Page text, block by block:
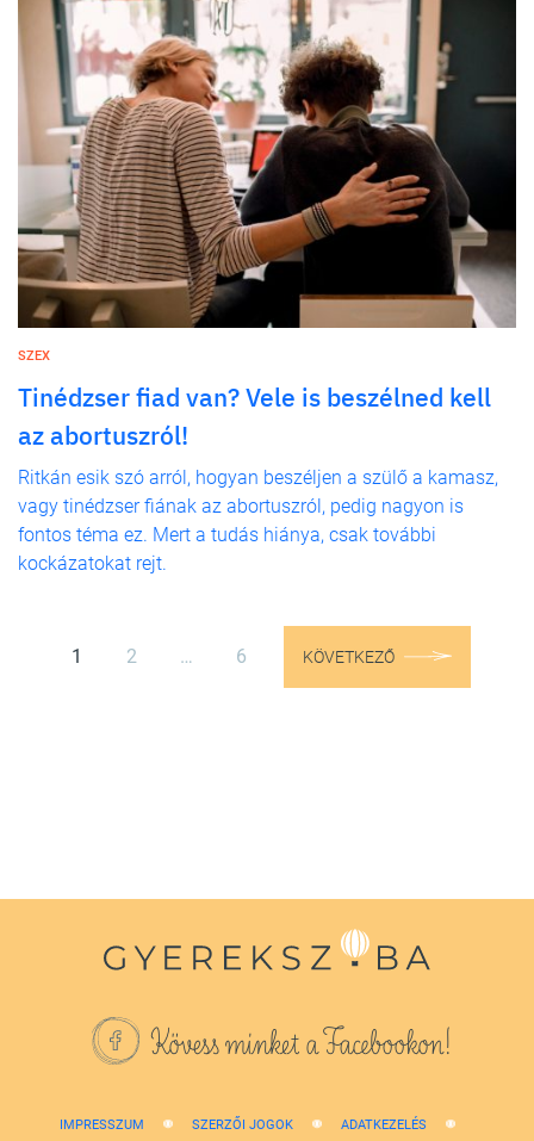
SZEX
Tinédzser fiad van? Vele is beszélned kell
az abortuszról!
Ritkán esik szó arról, hogyan beszéljen a szülő a kamasz,
vagy tinédzser fiának az abortuszról, pedig nagyon is
fontos téma ez. Mert a tudás hiánya, csak további
kockázatokat rejt.
1 2 … 6 KÖVETKEZŐ
Kövess minket a Facebookon!
IMPRESSZUM SZERZŐI JOGOK ADATKEZELÉS